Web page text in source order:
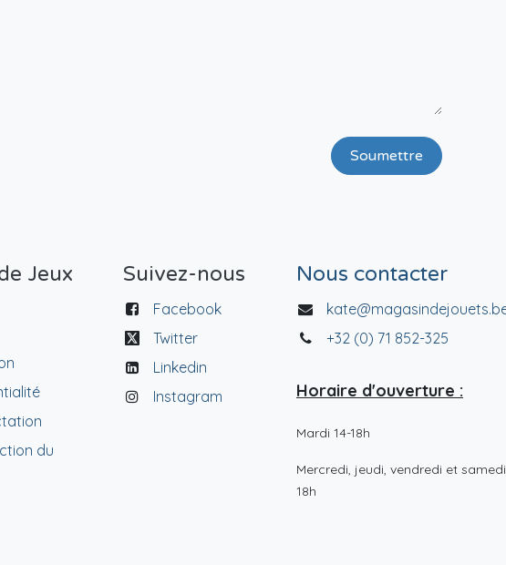
Soumettre
Jeux
du
Suivez-nous
Facebook
Twitter
Linkedin
Instagram
Nous contacter
+32 (0) 71 852-325
Horaire d'ouverture :
Mardi 14-18h
Mercredi, jeudi, vendredi et
18h